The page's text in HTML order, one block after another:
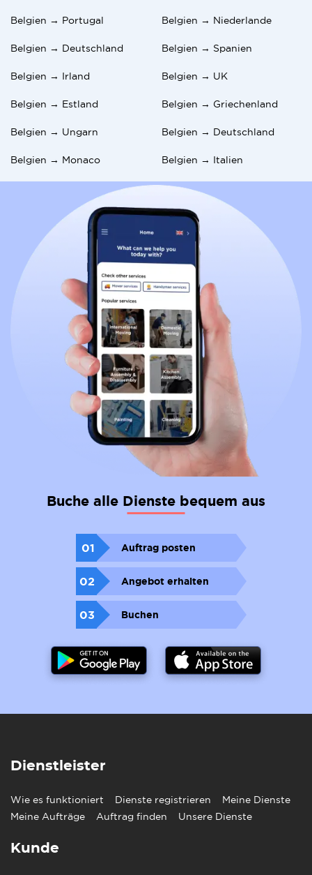
Belgien → Portugal Belgien → Niederlande
Belgien → Deutschland Belgien → Spanien
Belgien → Irland Belgien → UK
Belgien → Estland Belgien → Griechenland
Belgien → Ungarn Belgien → Deutschland
Belgien → Monaco Belgien → Italien
Buche alle Dienste bequem aus
01 Auftrag posten
02 Angebot erhalten
03 Buchen
Dienstleister
Wie es funktioniert Dienste registrieren
Meine Dienste
Meine Aufträge
Auftrag finden Unsere Dienste
Kunde